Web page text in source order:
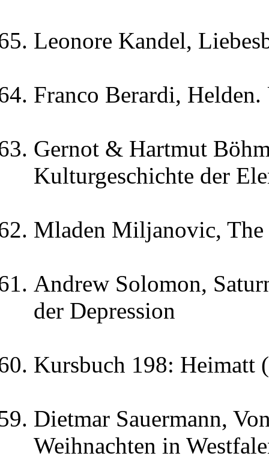
Leonore Kandel,
Franco Berardi,
Gernot & Hartmut
Kulturgeschichte der
Mladen Miljanovic,
Andrew Solomon,
der Depression
Kursbuch 198: Heimatt
Dietmar Sauermann,
Weihnachten in